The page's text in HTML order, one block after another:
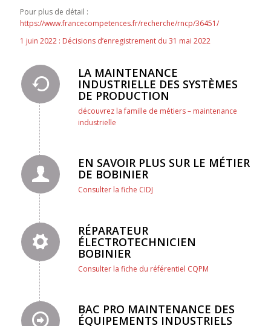
Pour plus de détail :
https://www.francecompetences.fr/recherche/rncp/36451/
1 juin 2022 : Décisions d’enregistrement du 31 mai 2022
LA MAINTENANCE
INDUSTRIELLE DES SYSTÈMES
DE PRODUCTION
découvrez la famille de métiers – maintenance
industrielle
EN SAVOIR PLUS SUR LE MÉTIER
DE BOBINIER
Consulter la fiche CIDJ
RÉPARATEUR
ÉLECTROTECHNICIEN
BOBINIER
Consulter la fiche du référentiel CQPM
BAC PRO MAINTENANCE DES
ÉQUIPEMENTS INDUSTRIELS